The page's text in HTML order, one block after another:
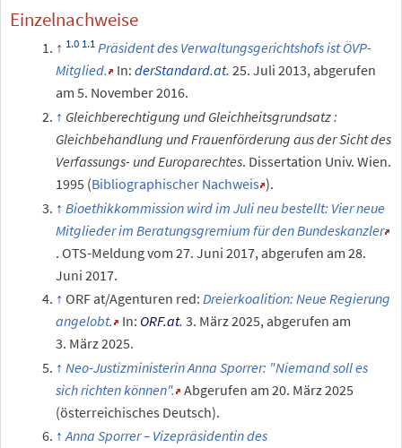
Einzelnachweise
Präsident des Verwaltungsgerichtshofs ist ÖVP-
Mitglied.
In: derStandard.at. 25. Juli 2013, abgerufen
am 5. November 2016.
Gleichberechtigung und Gleichheitsgrundsatz:
Gleichbehandlung und Frauenförderung aus der Sicht des
Verfassungs- und Europarechtes. Dissertation Univ. Wien.
1995 (Bibliographischer Nachweis ).
Bioethikkommission wird im Juli neu bestellt: Vier neue
Mitglieder im Beratungsgremium für den Bundeskanzler
. OTS-Meldung vom 27. Juni 2017, abgerufen am 28.
Juni 2017.
ORF at/Agenturen red: Dreierkoalition: Neue Regierung
angelobt.
In: ORF.at. 3. März 2025, abgerufen am
3. März 2025.
Neo-Justizministerin Anna Sporrer: "Niemand soll es
sich richten können".
Abgerufen am 20. März 2025
(österreichisches Deutsch).
Anna Sporrer – Vizepräsidentin des